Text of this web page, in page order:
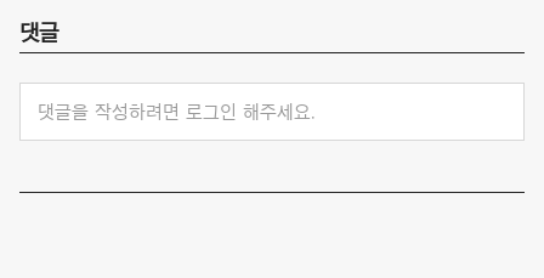
댓글
댓글을 작성하려면 로그인 해주세요.